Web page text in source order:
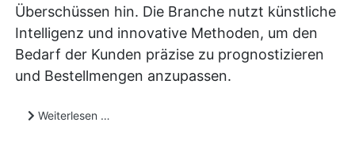
Überschüssen hin. Die Branche nutzt künstliche
Intelligenz und innovative Methoden, um den
Bedarf der Kunden präzise zu prognostizieren
und Bestellmengen anzupassen.
Weiterlesen …